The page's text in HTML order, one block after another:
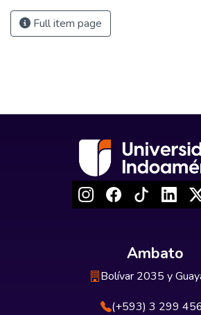
Full item page
Ambato
Bolívar 2035 y
(+593) 3 299